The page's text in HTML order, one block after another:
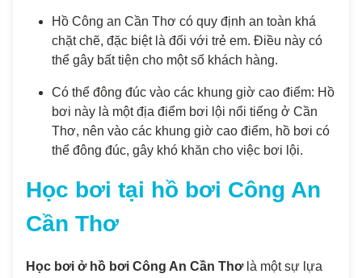
Hồ Công an Cần Thơ có quy định an toàn khá
chặt chẽ, đặc biệt là đối với trẻ em. Điều này có
thể gây bất tiện cho một số khách hàng.
Có thể đông đúc vào các khung giờ cao điểm: Hồ
bơi này là một địa điểm bơi lội nổi tiếng ở Cần
Thơ, nên vào các khung giờ cao điểm, hồ bơi có
thể đông đúc, gây khó khăn cho việc bơi lội.
Học bơi tại hồ bơi Công An
Cần Thơ
Học bơi ở hồ bơi Công An Cần Thơlà một sự lựa